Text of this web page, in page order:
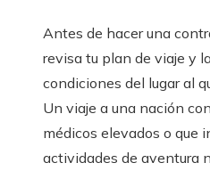
Antes de hacer una
revisa tu plan de viaje y
condiciones del lugar al
Un viaje a una nación
médicos elevados o que
actividades de aventura